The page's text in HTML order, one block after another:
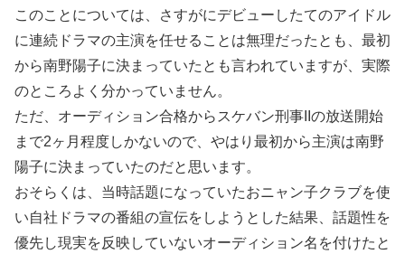
このことについては、さすがにデビューしたてのアイドル
に連続ドラマの主演を任せることは無理だったとも、最初
から南野陽子に決まっていたとも言われていますが、実際
のところよく分かっていません。
ただ、オーディション合格からスケバン刑事IIの放送開始
まで2ヶ月程度しかないので、やはり最初から主演は南野
陽子に決まっていたのだと思います。
おそらくは、当時話題になっていたおニャン子クラブを使
い自社ドラマの番組の宣伝をしようとした結果、話題性を
優先し現実を反映していないオーディション名を付けたと